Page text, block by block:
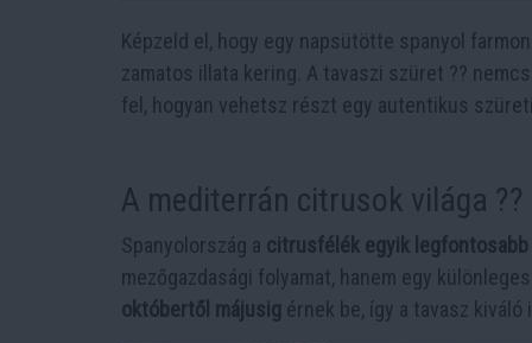
Képzeld el, hogy egy napsütötte spanyol
zamatos illata kering. A tavaszi szüret ??
fel, hogyan vehetsz részt egy autentikus
A mediterrán citrusok világa ??
Spanyolország a citrusfélék egyik
mezőgazdasági folyamat, hanem egy
októbertől májusig érnek be, így a tavasz